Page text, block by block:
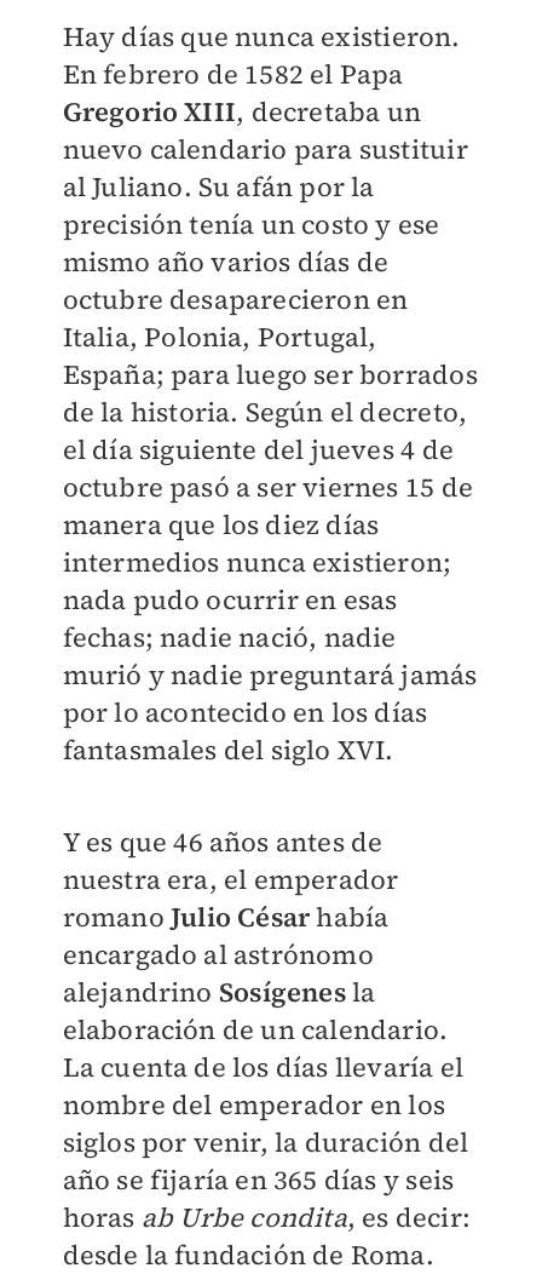
Hay días que nunca existieron.
En febrero de 1582 el Papa
Gregorio XIII, decretaba un
nuevo calendario para sustituir
al Juliano. Su afán por la
precisión tenía un costo y ese
mismo año varios días de
octubre desaparecieron en
Italia, Polonia, Portugal,
España; para luego ser borrados
de la historia. Según el decreto,
el día siguiente del jueves 4 de
octubre pasó a ser viernes 15 de
manera que los diez días
intermedios nunca existieron;
nada pudo ocurrir en esas
fechas; nadie nació, nadie
murió y nadie preguntará jamás
por lo acontecido en los días
fantasmales del siglo XVI.
Y es que 46 años antes de
nuestra era, el emperador
romano Julio Césarhabía
encargado al astrónomo
alejandrino Sosígenesla
elaboración de un calendario.
La cuenta de los días llevaría el
nombre del emperador en los
siglos por venir, la duración del
año se fijaría en 365 días y seis
horas ab Urbe condita, es decir:
desde la fundación de Roma.